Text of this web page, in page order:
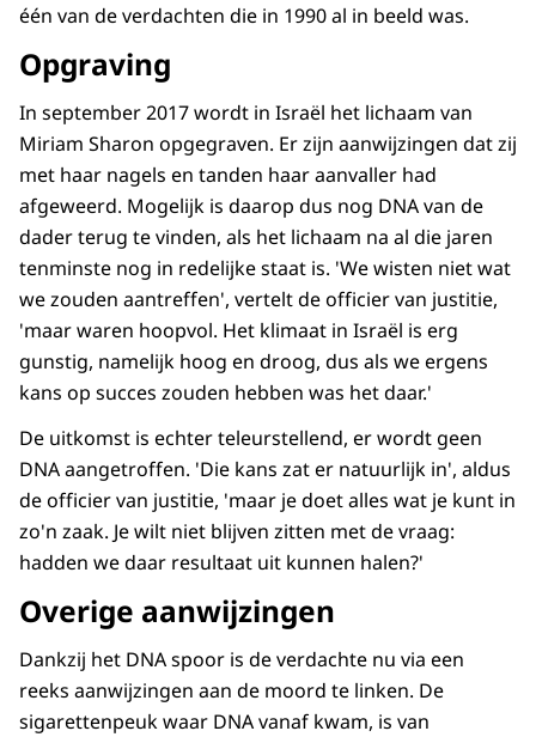
één van de verdachten die in 1990 al in beeld was.
Opgraving
In september 2017 wordt in Israël het lichaam van
Miriam Sharon opgegraven. Er zijn aanwijzingen dat zij
met haar nagels en tanden haar aanvaller had
afgeweerd. Mogelijk is daarop dus nog DNA van de
dader terug te vinden, als het lichaam na al die jaren
tenminste nog in redelijke staat is. 'We wisten niet wat
we zouden aantreffen', vertelt de officier van justitie,
'maar waren hoopvol. Het klimaat in Israël is erg
gunstig, namelijk hoog en droog, dus als we ergens
kans op succes zouden hebben was het daar.'
De uitkomst is echter teleurstellend, er wordt geen
DNA aangetroffen. 'Die kans zat er natuurlijk in', aldus
de officier van justitie, 'maar je doet alles wat je kunt in
zo'n zaak. Je wilt niet blijven zitten met de vraag:
hadden we daar resultaat uit kunnen halen?'
Overige aanwijzingen
Dankzij het DNA spoor is de verdachte nu via een
reeks aanwijzingen aan de moord te linken. De
sigarettenpeuk waar DNA vanaf kwam, is van